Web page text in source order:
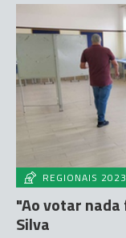
REGIONAIS 2023
"Ao votar
Silva